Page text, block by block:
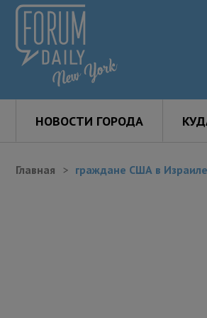
НОВОСТИ ГОРОДА
Главная граждане США в Израиле